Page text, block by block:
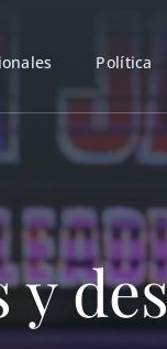
Política
y